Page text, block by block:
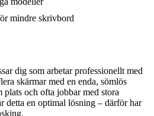
mindre skrivbord
dig som arbetar professionellt med
skärmar med en enda, sömlös
och ofta jobbar med stora
detta en optimal lösning – därför har